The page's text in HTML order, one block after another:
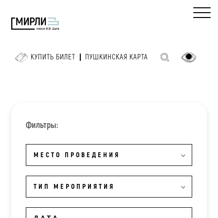
КУПИТЬ БИЛЕТ ПУШКИНСКАЯ КАРТА
Фильтры:
МЕСТО ПРОВЕДЕНИЯ
ТИП МЕРОПРИЯТИЯ